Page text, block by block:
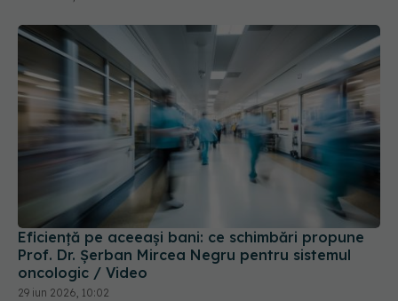
Eficiență pe aceeași bani: ce schimbări propune
Prof. Dr. Șerban Mircea Negru pentru sistemul
oncologic / Video
29 iun 2026, 10:02